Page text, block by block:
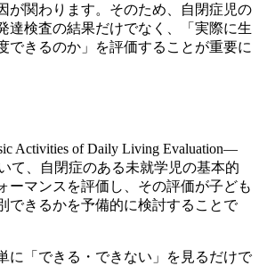
が関わります。そのため、自閉症児の
達検査の結果だけでなく、「実際に生
できるのか」を評価することが重要に
Activities of Daily Living Evaluation—
いて、自閉症のある未就学児の基本的
ーマンスを評価し、その評価が子ども
できるかを予備的に検討することで
に「できる・できない」を見るだけで